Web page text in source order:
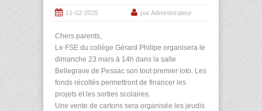
11-02-2025 par Administrateur
Chers parents,
Le FSE du collège Gérard Philipe organisera le
dimanche 23 mars à 14h dans la salle
Bellegrave de Pessac son tout premier loto. Les
fonds récoltés permettront de financer les
projets et les sorties scolaires.
Une vente de cartons sera organisée les jeudis